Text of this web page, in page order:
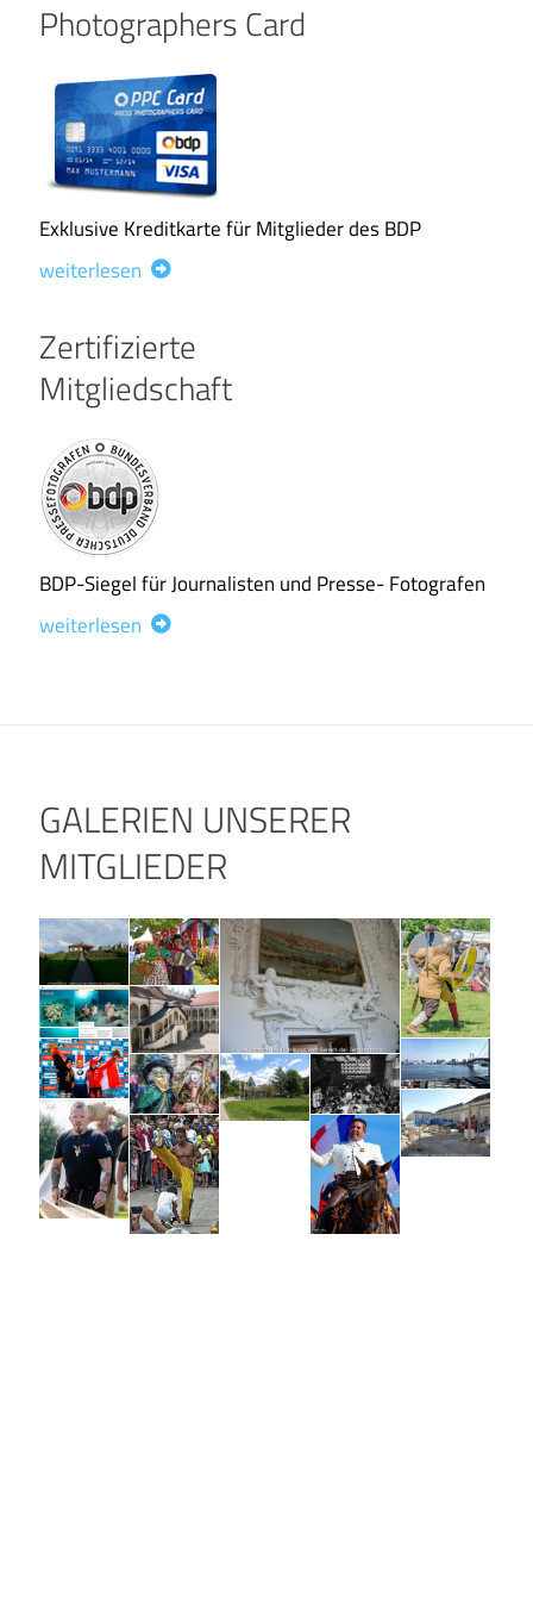
Photographers Card
Exklusive Kreditkarte für Mitglieder des BDP
weiterlesen
Zertifizierte
Mitgliedschaft
BDP-Siegel für Journalisten und Presse- Fotografen
weiterlesen
GALERIEN UNSERER
MITGLIEDER